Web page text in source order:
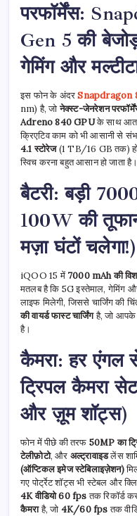
परफॉर्मेंस:
Gen 5 की
गेमिंग और
इस फोन के अंदरSnapdragon
nm) है, जोनेक्स्ट-जेनरेशन
Adreno 840 GPUके साथ आता
क्रिएटिव काम को भी आसानी से
4.1 स्टोरेज(1 TB/16 GB तक)
स्विच करना बहुत आसान हो जाता है।
बैटरी: बड़ी
100W की
मज़ा घंटों चलेगा!)
iQOO 15 में 7000 mAh की
मतलब है कि 5G इस्तेमाल, गेमिंग
लाइफ मिलेगी, जिससे चार्जिंग की
की वायर्ड फास्ट चार्जिंगहै, जो आपके
है।
कैमरा: हर एंगल
ट्रिपल कैमरा
और ज़ूम शॉट्स)
फोन में पीछे की तरफ 50MP का
टेलीफ़ोटो, और अल्ट्रावाइडलेंस
(ऑप्टिकल इमेज स्टेबिलाइज़ेशन)
गए पोर्ट्रेट शॉट्स भी स्टेबल और
4K वीडियो 60 fpsतक रिकॉर्ड
कैमराहै, जो 4K/60 fpsतक